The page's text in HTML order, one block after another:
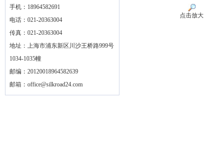
手机：18964582691
电话：021-20363004
传真：021-20363004
地址：上海市浦东新区川沙王桥路999号
1034-1035幢
邮编：20120018964582639
邮箱： office@silkroad24.com
点击放大